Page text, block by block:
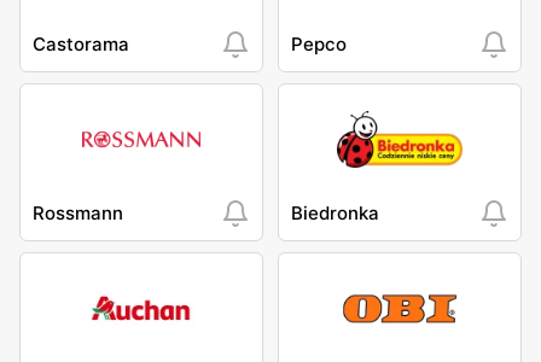
Castorama Pepco
Rossmann Biedronka